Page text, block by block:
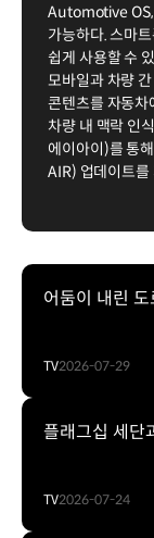
Automotive OS,
가능하다. 스마
쉽게 사용할 수
모바일과 차량
콘텐츠를 자동차
차량 내 맥락 인
에이아이)를 통
AIR) 업데이트를
어둠이 내린
TV2026-07-29
플래그십 세단
TV2026-07-24